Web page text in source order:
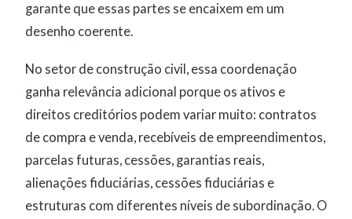
garante que essas partes se encaixem em um
desenho coerente.
No setor de construção civil, essa coordenação
ganha relevância adicional porque os ativos e
direitos creditórios podem variar muito: contratos
de compra e venda, recebíveis de empreendimentos,
parcelas futuras, cessões, garantias reais,
alienações fiduciárias, cessões fiduciárias e
estruturas com diferentes níveis de subordinação. O